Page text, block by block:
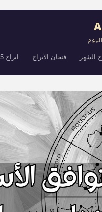
الشهر فنجان الأبراج ابراج 2025